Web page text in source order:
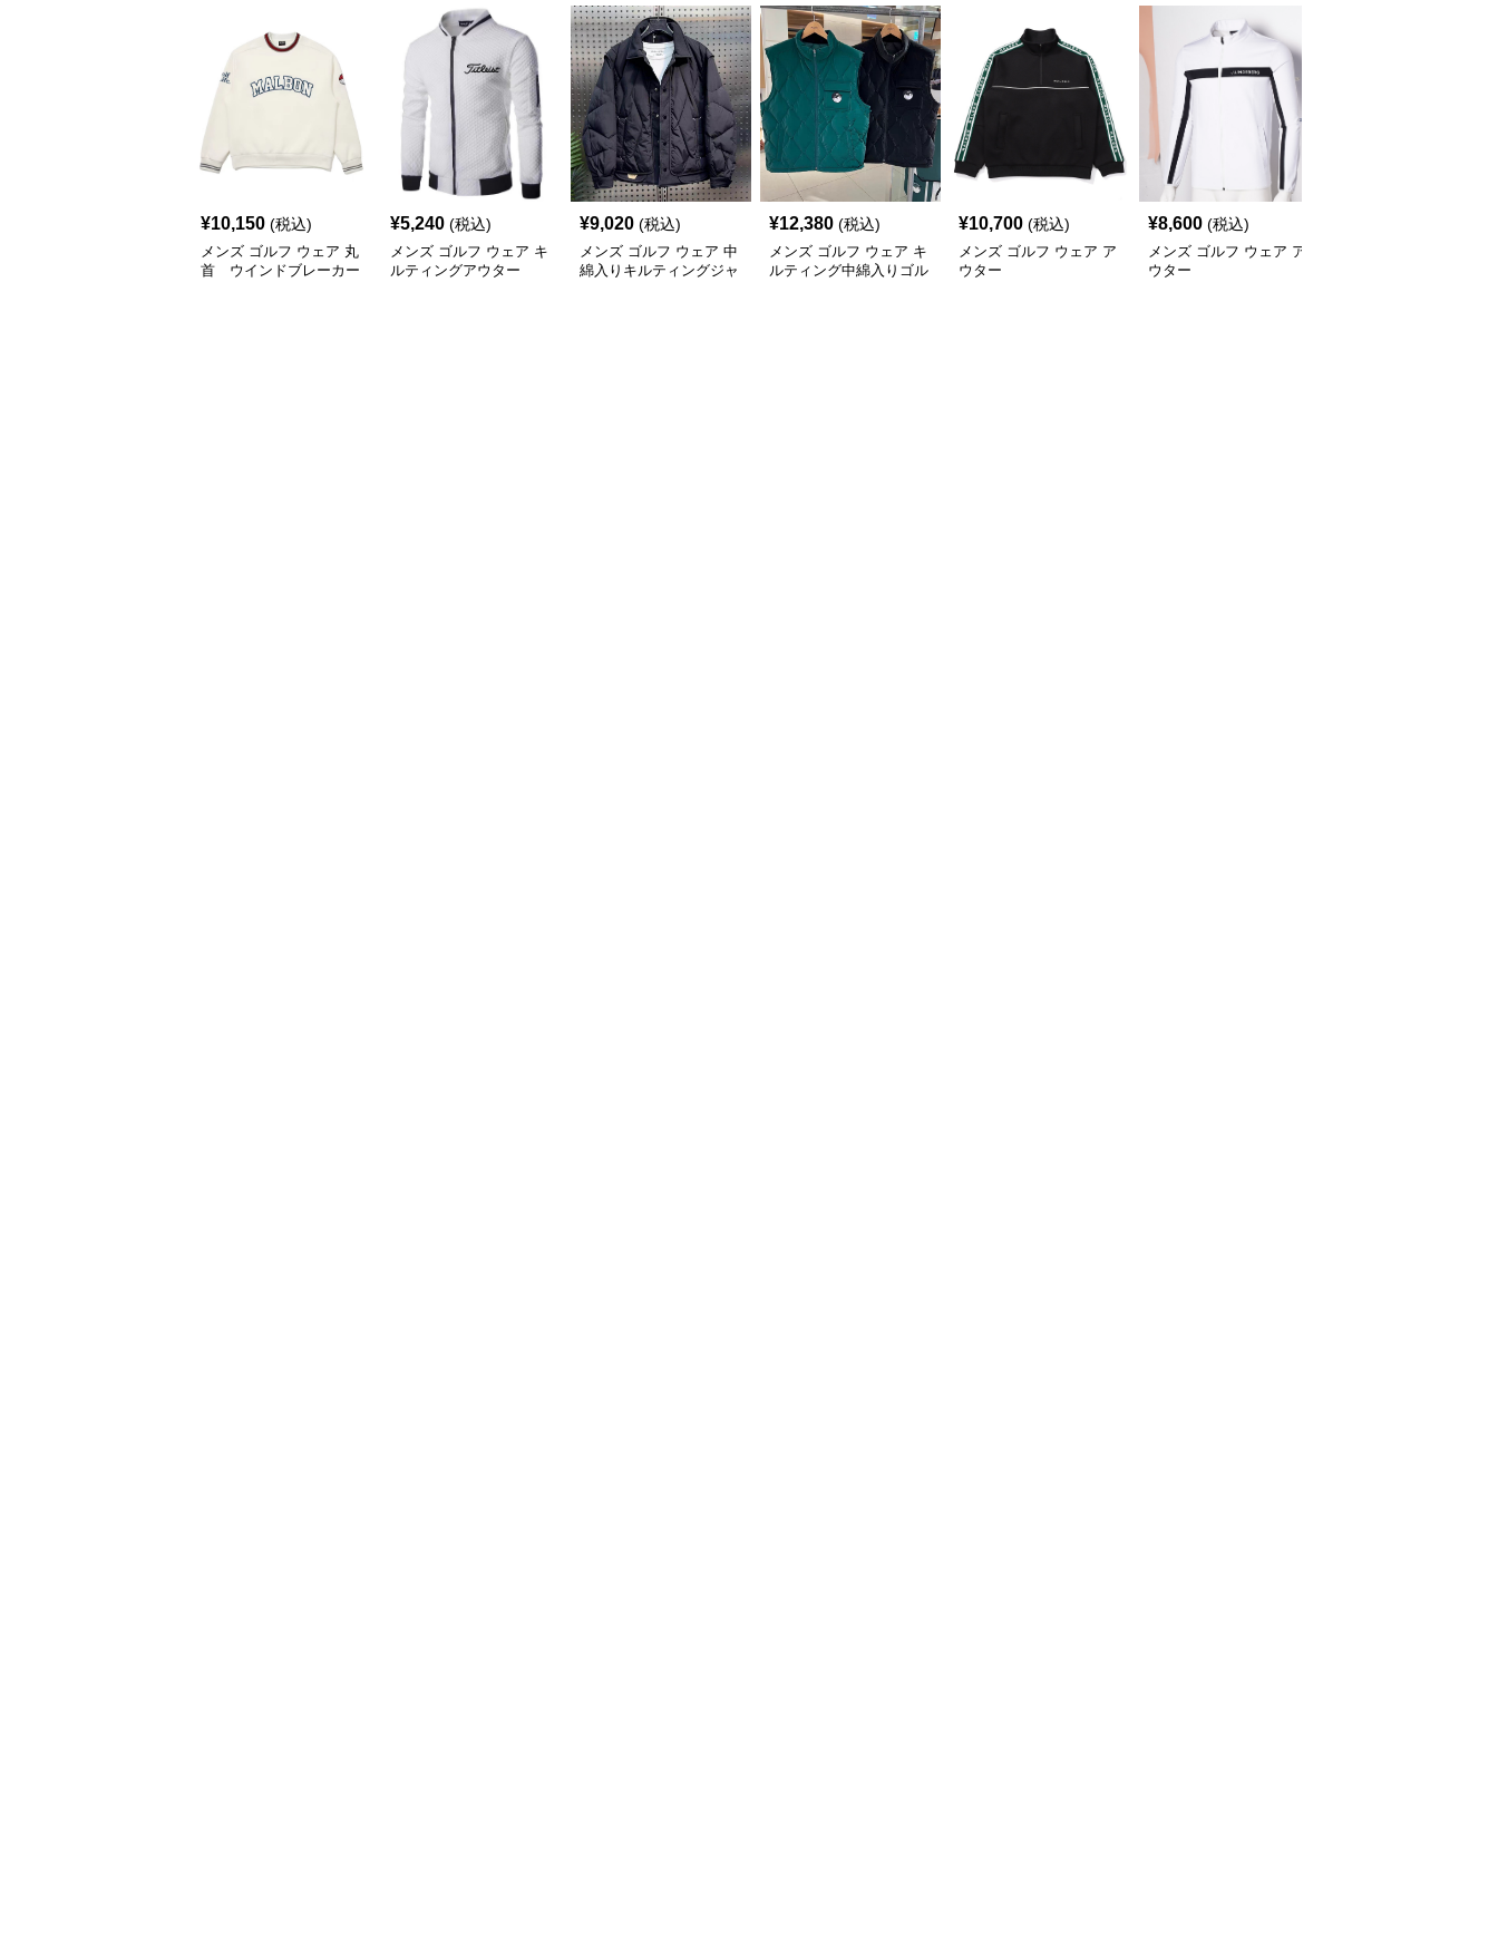
¥10,150 (税込)
メンズ ゴルフ ウェア 丸
首 ウインドブレーカー
¥5,240 (税込)
メンズ ゴルフ ウェア キ
ルティングアウター
¥9,020 (税込)
メンズ ゴルフ ウェア 中
綿入りキルティングジャ
¥12,380 (税込)
メンズ ゴルフ ウェア キ
ルティング中綿入りゴル
¥10,700 (税込)
メンズ ゴルフ ウェア ア
ウター
¥8,600 (税込)
メンズ ゴルフ ウェア ア
ウター